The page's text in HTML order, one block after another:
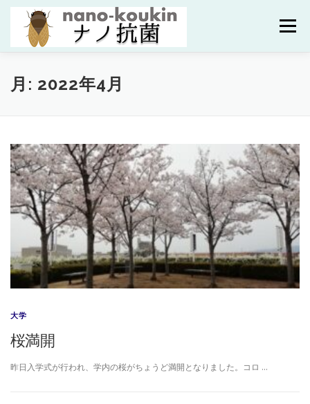
メニュー
HOME 研究紹介
月: 2022年4月
大学
桜満開
昨日入学式が行われ、学内の桜がちょうど満開となりました。コロ …